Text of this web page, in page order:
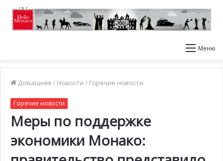
Меню
Домашняя / Новости / Горячие новости
Горячие новости
Меры по поддержке
экономики Монако: